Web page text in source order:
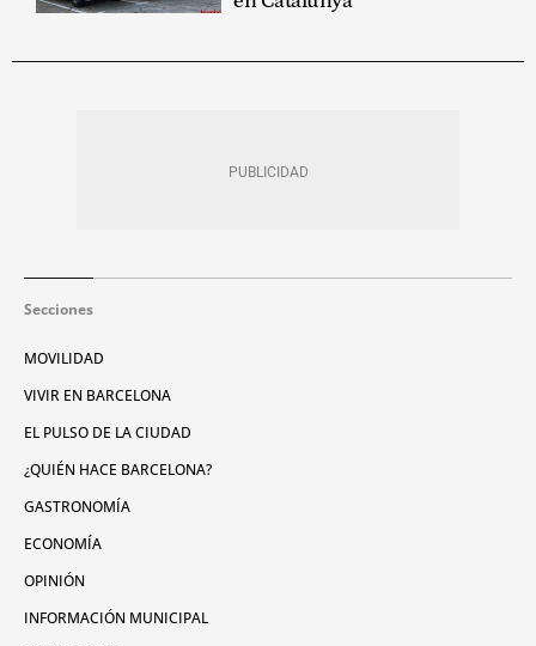
Secciones
MOVILIDAD
VIVIR EN BARCELONA
EL PULSO DE LA CIUDAD
¿QUIÉN HACE BARCELONA?
GASTRONOMÍA
ECONOMÍA
OPINIÓN
INFORMACIÓN MUNICIPAL